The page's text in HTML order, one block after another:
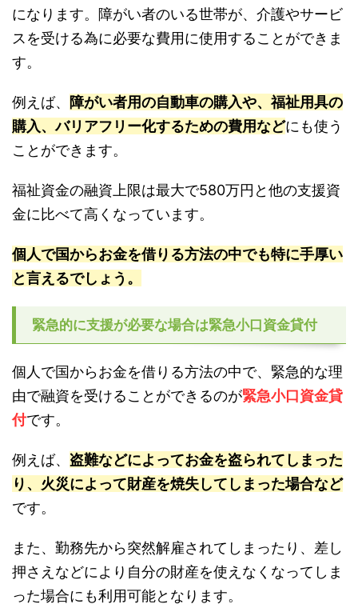
になります。障がい者のいる世帯が、介護やサービ
スを受ける為に必要な費用に使用することができま
す。
例えば、 障がい者用の自動車の購入や、福祉用具の
購入、バリアフリー化するための費用などにも使う
ことができます。
福祉資金の融資上限は最大で580万円と他の支援資
金に比べて高くなっています。
個人で国からお金を借りる方法の中でも特に手厚い
と言えるでしょう。
緊急的に支援が必要な場合は緊急小口資金貸付
個人で国からお金を借りる方法の中で、緊急的な理
由で融資を受けることができるのが緊急小口資金貸
付です。
例えば、 盗難などによってお金を盗られてしまった
り、火災によって財産を焼失してしまった場合など
です。
また、勤務先から突然解雇されてしまったり、差し
押さえなどにより自分の財産を使えなくなってしま
った場合にも利用可能となります。